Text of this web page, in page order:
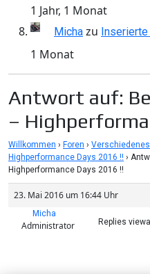
1 Jahr, 1 Monat
Micha zu
1 Monat
Antwort auf:
–
Willkommen › Foren › Verschiedenes
Highperformance Days 2016 !! ›
Highperformance Days 2016 !!
23. Mai 2016 um 16:44 Uhr
Micha
Administrator Replies